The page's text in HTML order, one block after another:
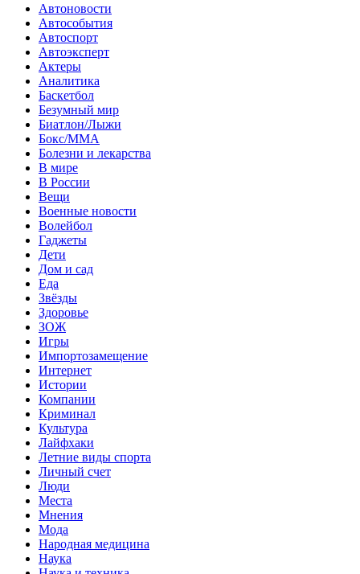
Автоновости
Автособытия
Автоспорт
Автоэксперт
Актеры
Аналитика
Баскетбол
Безумный мир
Биатлон/Лыжи
Бокс/MMA
Болезни и лекарства
В мире
В России
Вещи
Военные новости
Волейбол
Гаджеты
Дети
Дом и сад
Еда
Звёзды
Здоровье
ЗОЖ
Игры
Импортозамещение
Интернет
Истории
Компании
Криминал
Культура
Лайфхаки
Летние виды спорта
Личный счет
Люди
Места
Мнения
Мода
Народная медицина
Наука